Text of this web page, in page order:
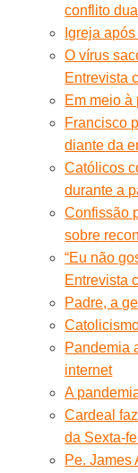
conflito
Igreja
O vírus
Entrevista
Em meio à
Francisco
diante da
Católicos
durante a
Confissão
sobre
“Eu não
Entrevista
Padre, a
Pandemia
internet
A
Cardeal
da Sexta-
Pe. James